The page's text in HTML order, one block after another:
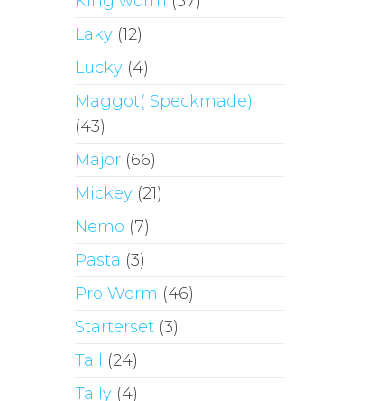
Laky (12)
Lucky (4)
Maggot( Speckmade)
(43)
Major (66)
Mickey (21)
Nemo (7)
Pasta (3)
Pro Worm (46)
Starterset (3)
Tail
(24)
Tally (4)